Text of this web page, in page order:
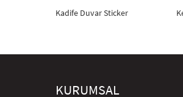
Kadife Duvar Sticker
KURUMSAL